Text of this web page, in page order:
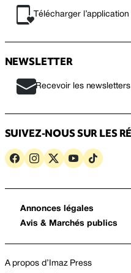
Télécharger l’application
NEWSLETTER
Recevoir les newsletters
SUIVEZ-NOUS SUR LES
Annonces légales
Avis & Marchés publics
A propos d’Imaz Press